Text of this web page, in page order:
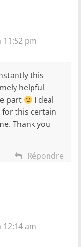
11:52 pm
this
helpful
part
I deal
for this certain
Thank you
Répondre
12:14 am